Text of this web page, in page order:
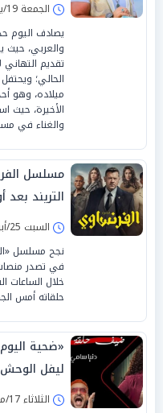
الجمعة 19/يونيو/2026 - 01:41 م
يصادف اليوم
والعربي، حيث
تقديم التهاني
الحالي؛
ميلاده، وهو
الأخيرة، حيث
والغناء في
مسلسل
التريند بعد
السبت 25/أبريل/2026 - 05:51 م
نجح مسلسل
في تصدر منصات
خلال الساعات
حلقاته أمس الجمعة
«ضحية
ليفل
الثلاثاء 17/مارس/2026 - 05:22 م